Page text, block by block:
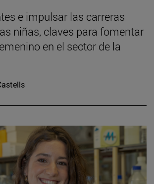
e impulsar las carreras
niñas, claves para fomentar
en el sector de la